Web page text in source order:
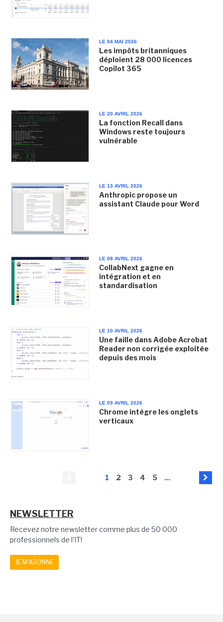
LE 04 MAI 2026
Les impôts britanniques
déploient 28 000 licences
Copilot 365
LE 20 AVRIL 2026
La fonction Recall dans
Windows reste toujours
vulnérable
LE 13 AVRIL 2026
Anthropic propose un
assistant Claude pour Word
LE 08 AVRIL 2026
CollabNext gagne en
intégration et en
standardisation
LE 10 AVRIL 2026
Une faille dans Adobe Acrobat
Reader non corrigée exploitée
depuis des mois
LE 09 AVRIL 2026
Chrome intègre les onglets
verticaux
1 2 3 4 5 ...
NEWSLETTER
Recevez notre newsletter comme plus de 50 000
professionnels de l'IT!
JE M'ABONNE